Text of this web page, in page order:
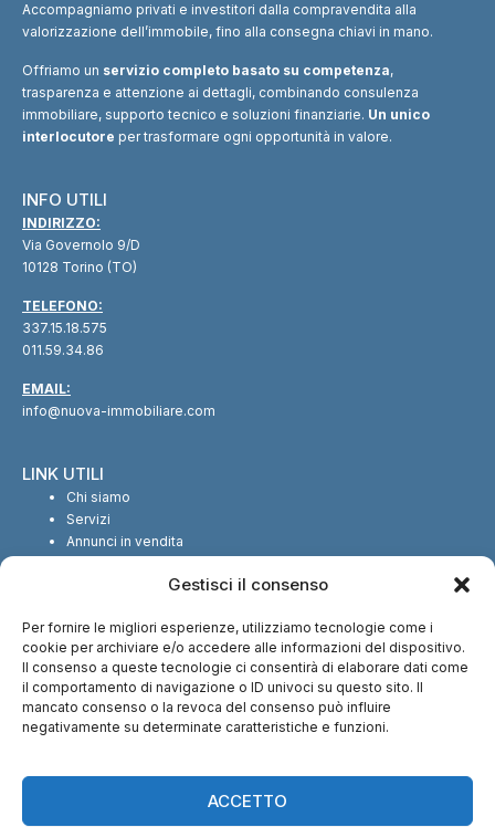
Gestisci il consenso
Per fornire le migliori esperienze, utilizziamo tecnologie come i
cookie per archiviare e/o accedere alle informazioni del dispositivo.
Il consenso a queste tecnologie ci consentirà di elaborare dati come
il comportamento di navigazione o ID univoci su questo sito. Il
mancato consenso o la revoca del consenso può influire
negativamente su determinate caratteristiche e funzioni.
ACCETTO
Accompagniamo privati e investitori dalla compravendita alla
valorizzazione dell’immobile, fino alla consegna chiavi in mano.
Offriamo un servizio completo basato su competenza,
trasparenza e attenzione ai dettagli, combinando consulenza
immobiliare, supporto tecnico e soluzioni finanziarie. Un unico
interlocutore per trasformare ogni opportunità in valore.
INFO UTILI
INDIRIZZO:
Via Governolo 9/D
10128 Torino (TO)
TELEFONO:
337.15.18.575
011.59.34.86
EMAIL:
info@nuova-immobiliare.com
LINK UTILI
Chi siamo
Servizi
Annunci in vendita
SEGUICI SUI SOCIAL
CI TROVI ANCHE SU: